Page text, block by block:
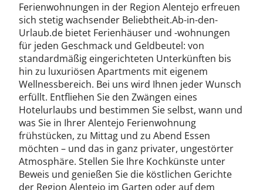
Ferienwohnungen in der Region Alentejo erfreuen
sich stetig wachsender Beliebtheit.Ab-in-den-
Urlaub.de bietet Ferienhäuser und -wohnungen
für jeden Geschmack und Geldbeutel: von
standardmäßig eingerichteten Unterkünften bis
hin zu luxuriösen Apartments mit eigenem
Wellnessbereich. Bei uns wird Ihnen jeder Wunsch
erfüllt. Entfliehen Sie den Zwängen eines
Hotelurlaubs und bestimmen Sie selbst, wann und
was Sie in Ihrer Alentejo Ferienwohnung
frühstücken, zu Mittag und zu Abend Essen
möchten – und das in ganz privater, ungestörter
Atmosphäre. Stellen Sie Ihre Kochkünste unter
Beweis und genießen Sie die köstlichen Gerichte
der Region Alentejo im Garten oder auf dem